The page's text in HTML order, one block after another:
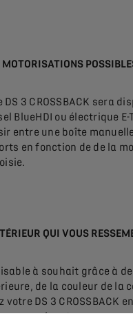
3 CROSSBACK sera
BlueHDI ou électrique E-
entre une boîte
en fonction de de la
QUI VOUS
à souhait grâce à
de la couleur de la
DS 3 CROSSBACK
représente.